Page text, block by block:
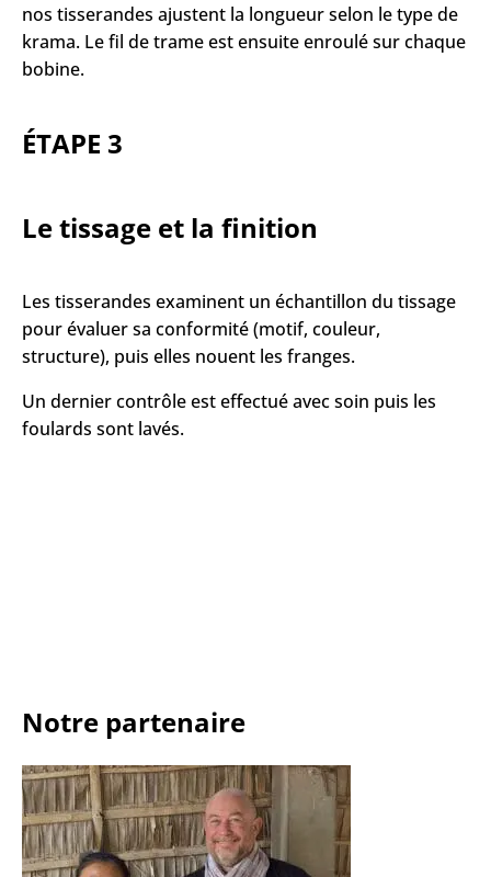
nos tisserandes ajustent la longueur selon le type de
krama. Le fil de trame est ensuite enroulé sur chaque
bobine.
ÉTAPE 3
Le tissage et la finition
Les tisserandes examinent un échantillon du tissage
pour évaluer sa conformité (motif, couleur,
structure), puis elles nouent les franges.
Un dernier contrôle est effectué avec soin puis les
foulards sont lavés.
Notre partenaire